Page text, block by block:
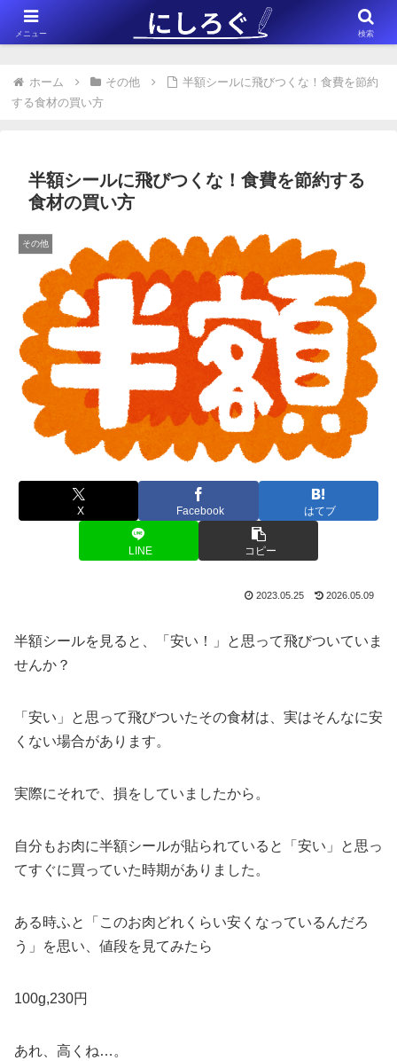
※このサイトはアフィリエイト広告（Amazonアソシエイト含む）を掲載
しています。
ホーム その他
半額シールに飛びつくな！食費を節約
する食材の買い方
半額シールに飛びつくな！食費を節約する
食材の買い方
その他
X Facebook はてブ
LINE コピー
2023.05.25 2026.05.09
半額シールを見ると、「安い！」と思って飛びついていま
せんか？
「安い」と思って飛びついたその食材は、実はそんなに安
くない場合があります。
実際にそれで、損をしていましたから。
自分もお肉に半額シールが貼られていると「安い」と思っ
てすぐに買っていた時期がありました。
ある時ふと「このお肉どれくらい安くなっているんだろ
う」を思い、値段を見てみたら
100g,230円
あれ、高くね…。
メニュー 検索